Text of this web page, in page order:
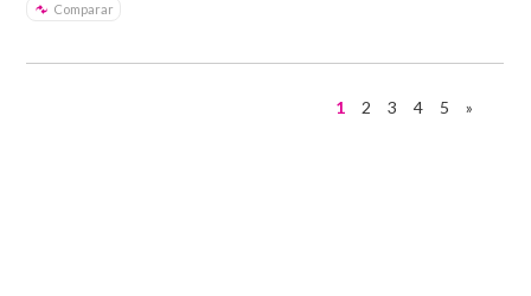
Comparar
1 2 3 4 5 »